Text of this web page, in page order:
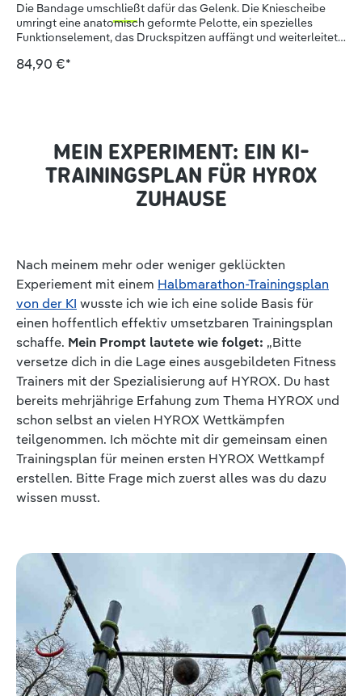
Die Bandage umschließt dafür das Gelenk. Die Kniescheibe
umringt eine anatomisch geformte Pelotte, ein spezielles
Funktionselement, das Druckspitzen auffängt und weiterleitet.
Gestrick das Bindegewebe und die Muskeln. Zwei Druckpunkte
und Verletzungsrisiken entgegen gewirkt.
Überlastungsschmerzen klingen schneller ab, wodurch
schädigende Schonhaltungen vermieden werden. Das
Gestrick der Sports Knee Support ähnelt einem feinen Netz aus
sicheren Sitz bei maximaler Bewegungsfreiheit. Produkt ist
nicht durch Krankenkassen erstattungsfähig.
84,90 €*
MEIN EXPERIMENT: EIN KI-
TRAININGSPLAN FÜR HYROX
ZUHAUSE
Nach meinem mehr oder weniger geklückten
Experiement mit einem Halbmarathon-Trainingsplan
von der KI wusste ich wie ich eine solide Basis für
einen hoffentlich effektiv umsetzbaren Trainingsplan
schaffe. Mein Prompt lautete wie folget: „Bitte
versetze dich in die Lage eines ausgebildeten Fitness
Trainers mit der Spezialisierung auf HYROX. Du hast
bereits mehrjährige Erfahung zum Thema HYROX und
schon selbst an vielen HYROX Wettkämpfen
teilgenommen. Ich möchte mit dir gemeinsam einen
Trainingsplan für meinen ersten HYROX Wettkampf
erstellen. Bitte Frage mich zuerst alles was du dazu
wissen musst.